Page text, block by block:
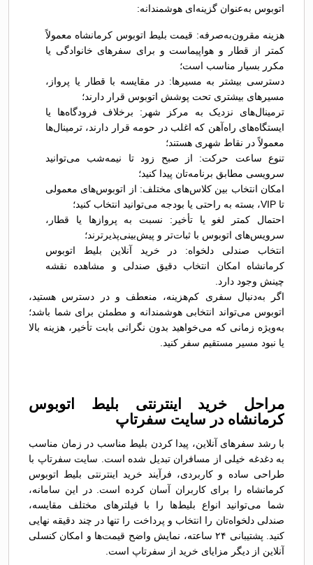
اتوبوس به‌عنوان گزینه‌ای هوشمندانه:
هزینه مقرون‌به‌صرفه: قیمت بلیط اتوبوس کرمانشاه معمولاً
کمتر از قطار و هواپیماست و برای سفرهای خانوادگی یا
مکرر بسیار مناسب است؛
دسترسی بیشتر به مسیرها: در مقایسه با قطار یا پرواز،
مسیرهای بیشتری تحت پوشش اتوبوس قرار دارند؛
ترمینال‌های نزدیک به مرکز شهر: برخلاف فرودگاه‌ها یا
ایستگاه‌های راه‌آهن که اغلب در حومه قرار دارند، ترمینال‌ها
معمولاً در نقاط شهری هستند؛
تنوع ساعت حرکت: از صبح زود تا نیمه‌شب می‌توانید
سرویسی مطابق برنامه‌تان پیدا کنید؛
امکان انتخاب بین کلاس‌های مختلف: از اتوبوس‌های معمولی
تا VIP، بسته به راحتی یا بودجه می‌توانید انتخاب کنید؛
احتمال کمتر لغو یا تأخیر: نسبت به پروازها یا قطار،
سرویس‌های اتوبوس با ثبات‌تر و پیش‌بینی‌پذیرترند؛
انتخاب صندلی دلخواه: در خرید آنلاین بلیط اتوبوس
کرمانشاه امکان انتخاب دقیق صندلی و مشاهده نقشه
چینش وجود دارد.
اگر به‌دنبال سفری کم‌هزینه، منعطف و در دسترس هستید،
اتوبوس می‌تواند انتخابی هوشمندانه و مطمئن برای شما باشد؛
به‌ویژه زمانی که می‌خواهید بدون نگرانی بابت تأخیر، هزینه بالا
یا نبود مسیر مستقیم سفر کنید.
مراحل خرید اینترنتی بلیط اتوبوس
کرمانشاه در سایت سفرتاپ
با رشد سفرهای آنلاین، پیدا کردن بلیط مناسب در زمان مناسب
به دغدغه خیلی از مسافران تبدیل شده است. سایت سفرتاپ با
طراحی ساده و کاربردی، فرآیند خرید اینترنتی بلیط اتوبوس
کرمانشاه را برای کاربران آسان کرده است. در این سامانه،
شما می‌توانید انواع بلیط‌ها را با فیلترهای مختلف مقایسه،
صندلی دلخواه‌تان را انتخاب و پرداخت را تنها در چند دقیقه نهایی
کنید. پشتیبانی ۲۴ ساعته، نمایش واضح قیمت‌ها و امکان کنسلی
آنلاین از دیگر مزایای خرید از سفرتاپ است.